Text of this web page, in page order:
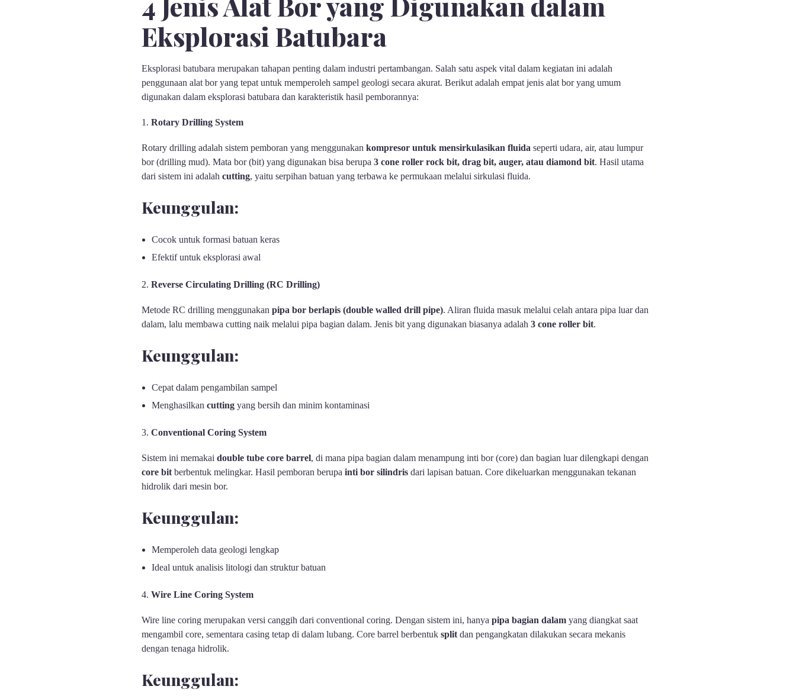
Eksplorasi Batubara
Eksplorasi batubara merupakan tahapan penting dalam industri pertambangan. Salah satu aspek vital dalam kegiatan ini adalah
penggunaan alat bor yang tepat untuk memperoleh sampel geologi secara akurat. Berikut adalah empat jenis alat bor yang umum
digunakan dalam eksplorasi batubara dan karakteristik hasil pemborannya:
Rotary Drilling System
Rotary drilling adalah sistem pemboran yang menggunakan kompresor untuk mensirkulasikan fluida seperti udara, air, atau lumpur
bor (drilling mud). Mata bor (bit) yang digunakan bisa berupa 3 cone roller rock bit, drag bit, auger, atau diamond bit. Hasil utama
dari sistem ini adalah cutting, yaitu serpihan batuan yang terbawa ke permukaan melalui sirkulasi fluida.
Keunggulan:
Cocok untuk formasi batuan keras
Efektif untuk eksplorasi awal
Reverse Circulating Drilling (RC Drilling)
Metode RC drilling menggunakan pipa bor berlapis (double walled drill pipe). Aliran fluida masuk melalui celah antara pipa luar dan
dalam, lalu membawa cutting naik melalui pipa bagian dalam. Jenis bit yang digunakan biasanya adalah 3 cone roller bit.
Keunggulan:
Cepat dalam pengambilan sampel
Menghasilkancutting yang bersih dan minim kontaminasi
Conventional Coring System
Sistem ini memakai double tube core barrel, di mana pipa bagian dalam menampung inti bor (core) dan bagian luar dilengkapi dengan
core bitberbentuk melingkar. Hasil pemboran berupa inti bor silindrisdari lapisan batuan. Core dikeluarkan menggunakan tekanan
hidrolik dari mesin bor.
Keunggulan:
Memperoleh data geologi lengkap
Ideal untuk analisis litologi dan struktur batuan
Wire Line Coring System
Wire line coring merupakan versi canggih dari conventional coring. Dengan sistem ini, hanya pipa bagian dalamyang diangkat saat
mengambil core, sementara casing tetap di dalam lubang. Core barrel berbentuk splitdan pengangkatan dilakukan secara mekanis
dengan tenaga hidrolik.
Keunggulan: